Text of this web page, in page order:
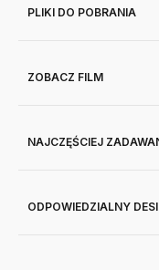
PLIKI DO POBRANIA
ZOBACZ FILM
NAJCZĘŚCIEJ
ODPOWIEDZIALNY